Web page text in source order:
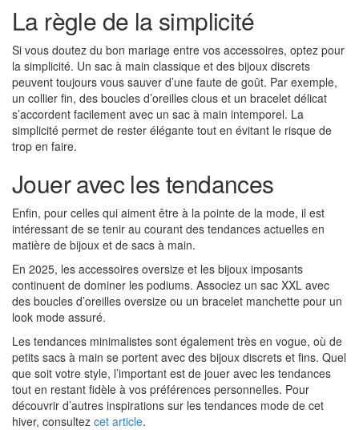
La règle de la simplicité
Si vous doutez du bon mariage entre vos accessoires, optez pour
la simplicité. Un sac à main classique et des bijoux discrets
peuvent toujours vous sauver d’une faute de goût. Par exemple,
un collier fin, des boucles d’oreilles clous et un bracelet délicat
s’accordent facilement avec un sac à main intemporel. La
simplicité permet de rester élégante tout en évitant le risque de
trop en faire.
Jouer avec les tendances
Enfin, pour celles qui aiment être à la pointe de la mode, il est
intéressant de se tenir au courant des tendances actuelles en
matière de bijoux et de sacs à main.
En 2025, les accessoires oversize et les bijoux imposants
continuent de dominer les podiums. Associez un sac XXL avec
des boucles d’oreilles oversize ou un bracelet manchette pour un
look mode assuré.
Les tendances minimalistes sont également très en vogue, où de
petits sacs à main se portent avec des bijoux discrets et fins. Quel
que soit votre style, l’important est de jouer avec les tendances
tout en restant fidèle à vos préférences personnelles. Pour
découvrir d’autres inspirations sur les tendances mode de cet
hiver, consultez cet article.